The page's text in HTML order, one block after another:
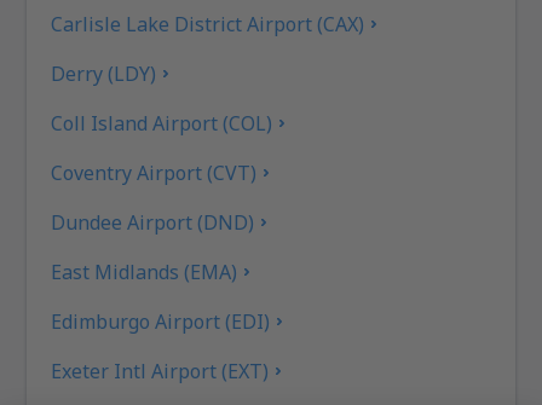
Carlisle Lake District Airport (CAX)
Derry (LDY)
Coll Island Airport (COL)
Coventry Airport (CVT)
Dundee Airport (DND)
East Midlands (EMA)
Edimburgo Airport (EDI)
Exeter Intl Airport (EXT)